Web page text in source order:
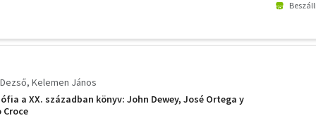
Kelemen János
a XX. században könyv: John Dewey, José Ortega y